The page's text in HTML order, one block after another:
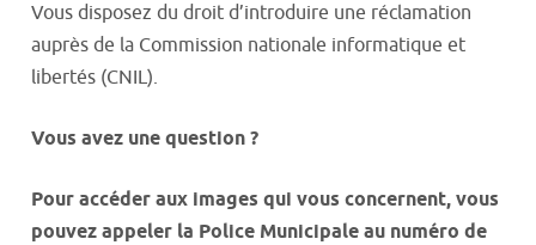
Vous disposez du droit d’introduire une réclamation
auprès de la Commission nationale informatique et
libertés (CNIL).
Vous avez une question ?
Pour accéder aux images qui vous concernent, vous
pouvez appeler la Police Municipale au numéro de